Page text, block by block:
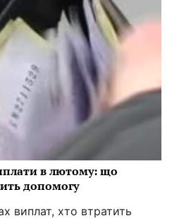
в лютому: що
допомогу
виплат, хто втратить